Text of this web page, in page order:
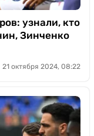
узнали, кто
Зинченко
21 октября 2024, 08:22